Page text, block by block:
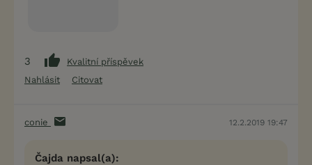
3
Kvalitní příspěvek
Nahlásit
Citovat
conie 12.2.2019 19:47
Čajda napsal(a):